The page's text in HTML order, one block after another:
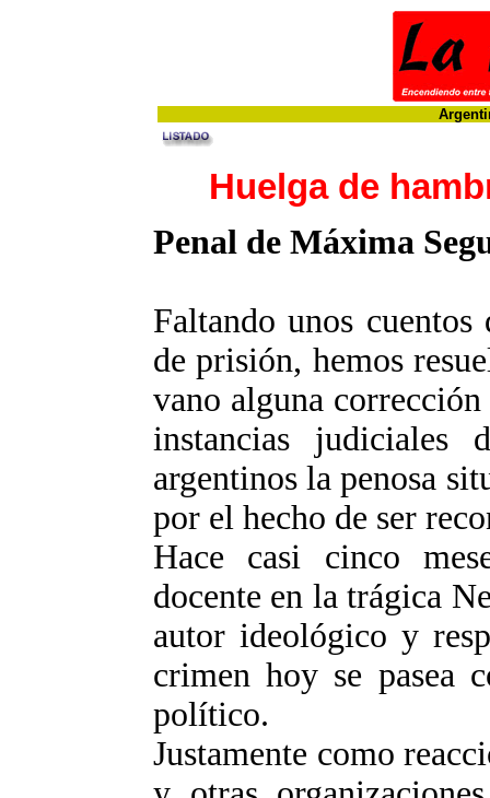
Huelga de
Penal de Máxima
Faltando unos
de prisión, hemos
vano alguna
instancias judiciales
argentinos la penosa
por el hecho de ser
Hace casi cinco
docente en la trágica
autor ideológico y
crimen hoy se pasea
político.
Justamente como